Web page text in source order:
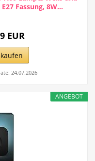
Fassung, 8W...
EUR
24.07.2026
ANGEBOT